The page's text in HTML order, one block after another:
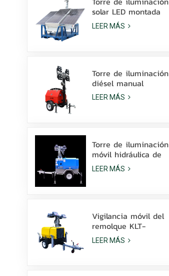
solar LED montada
sobre patines con
lámparas LED de 400
LEER MÁS
Torre de iluminación
diésel manual
compacta y
económica con 4
LEER MÁS
Torre de iluminación
móvil hidráulica de
elevación manual de
9 m de altura con
LEER MÁS
Vigilancia móvil del
remolque KLT-
10000V de la torre
de luz del mástil de
LEER MÁS